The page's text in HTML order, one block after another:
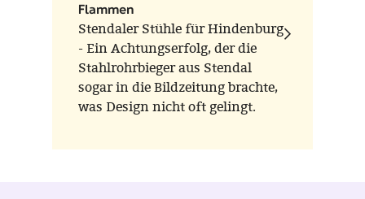
Flammen
Stendaler Stühle für Hindenburg
- Ein Achtungserfolg, der die
Stahlrohrbieger aus Stendal
sogar in die Bildzeitung brachte,
was Design nicht oft gelingt.